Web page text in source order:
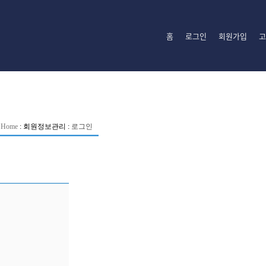
홈 로그인 회원가입
Home : 회원정보관리 : 로그인